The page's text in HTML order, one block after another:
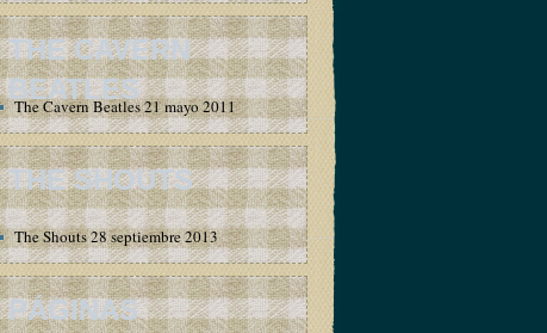
THE CAVERN
BEATLES
The Cavern Beatles 21 mayo 2011
THE SHOUTS
The Shouts 28 septiembre 2013
PÁGINAS